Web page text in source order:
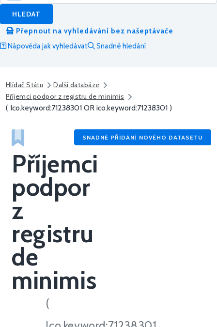
HLEDAT
Přepnout na vyhledávání bez našeptávače
Nápověda jak vyhledávat
Snadné hledání
Hlídač Státu
Další databáze
Příjemci podpor z registru de minimis
( Ico.keyword:71238301 OR ico.keyword:71238301 )
SNADNÉ PŘIDÁNÍ NOVÉHO DATASETU
Příjemci
podpor
z
registru
de
minimis
(